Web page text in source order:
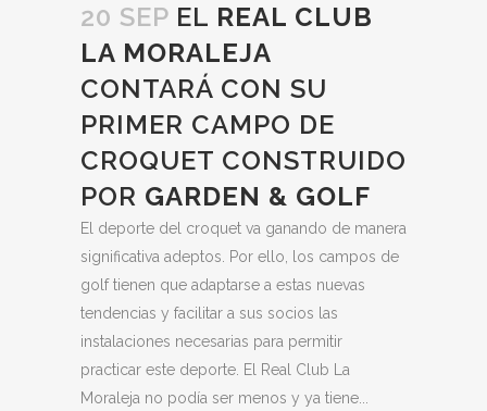
20 SEP EL REAL CLUB
LA MORALEJA
CONTARÁ CON SU
PRIMER CAMPO DE
CROQUET CONSTRUIDO
POR GARDEN & GOLF
El deporte del croquet va ganando de manera
significativa adeptos. Por ello, los campos de
golf tienen que adaptarse a estas nuevas
tendencias y facilitar a sus socios las
instalaciones necesarias para permitir
practicar este deporte. El Real Club La
Moraleja no podía ser menos y ya tiene...